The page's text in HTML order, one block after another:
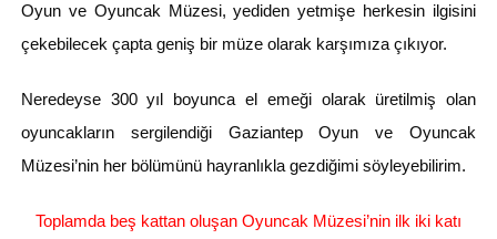
Oyun ve Oyuncak Müzesi, yediden yetmişe herkesin ilgisini
çekebilecek çapta geniş bir müze olarak karşımıza çıkıyor.
Neredeyse 300 yıl boyunca el emeği olarak üretilmiş olan
oyuncakların sergilendiği Gaziantep Oyun ve Oyuncak
Müzesi’nin her bölümünü hayranlıkla gezdiğimi söyleyebilirim.
Toplamda beş kattan oluşan Oyuncak Müzesi’nin ilk iki katı